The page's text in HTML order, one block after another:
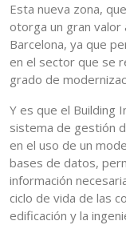
Esta nueva zona,
otorga un gran valor
Barcelona, ya que
en el sector que se
grado de
Y es que el Building
sistema de gestión
en el uso de un
bases de datos,
información
ciclo de vida de las
edificación y la